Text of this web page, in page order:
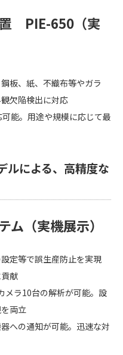
PIE-650（実
板、紙、不織布等やガラ
欠陥検出に対応
能。用途や規模に応じて最
ルによる、高精度な
（実機展示）
定等で誤生産防止を実現
献
メラ10台の解析が可能。設
両立
への通知が可能。迅速な対